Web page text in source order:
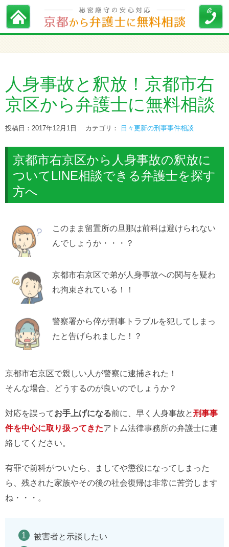
人身事故と釈放！京都市右
京区から弁護士に無料相談
投稿日：2017年12月1日 カテゴリ： 日々更新の刑事事件相談
京都市右京区から人身事故の釈放に
ついてLINE相談できる弁護士を探す
方へ
このまま留置所の旦那は前科は避けられない
んでしょうか・・・？
京都市右京区で弟が人身事故への関与を疑わ
れ拘束されている！！
警察署から倅が刑事トラブルを犯してしまっ
たと告げられました！？
京都市右京区で親しい人が警察に逮捕された！
そんな場合、どうするのが良いのでしょうか？
対応を誤ってお手上げになる前に、早く人身事故と刑事事
件を中心に取り扱ってきたアトム法律事務所の弁護士に連
絡してください。
有罪で前科がついたら、ましてや懲役になってしまった
ら、残された家族やその後の社会復帰は非常に苦労します
ね・・・。
被害者と示談したい